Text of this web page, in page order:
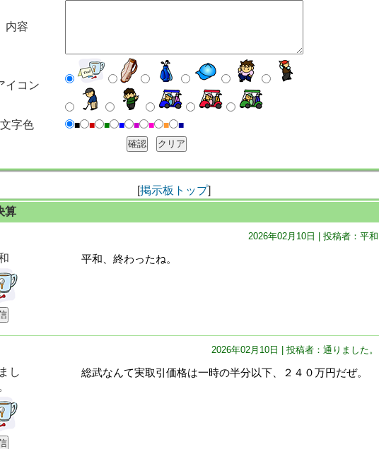
内容
イコン
文字色 ■ ■ ■ ■ ■ ■ ■ ■
[掲示板トップ]
算
2026年02月10日 | 投稿者：平和
平和、終わったね。
2026年02月10日 | 投稿者：通りました。
し
総武なんて実取引価格は一時の半分以下、２４０万円だぜ。